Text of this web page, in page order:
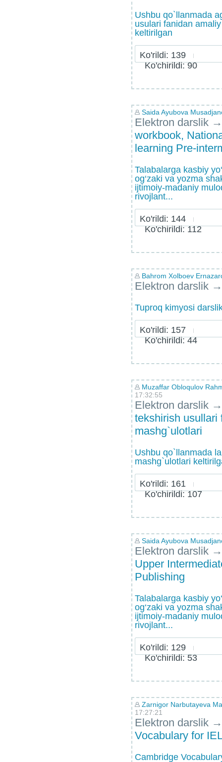
Ushbu qo`llanmada
usulari fanidan
keltirilgan
Ko'rildi: 139
Ko'chirildi: 90
Saida Ayubova
Elektron darslik →
workbook,
learning Pre-
Talabalarga kasbiy
og‘zaki va yozma
ijtimoiy-madaniy
rivojlant...
Ko'rildi: 144
Ko'chirildi: 112
Bahrom Xolboev
Elektron darslik →
Tuproq kimyosi
Ko'rildi: 157
Ko'chirildi: 44
Muzaffar Obloqulov
17:32:55
Elektron darslik →
tekshirish usullari
mashg`ulotlari
Ushbu qo`llanmada
mashg`ulotlari
Ko'rildi: 161
Ko'chirildi: 107
Saida Ayubova
Elektron darslik →
Upper
Publishing
Talabalarga kasbiy
og‘zaki va yozma
ijtimoiy-madaniy
rivojlant...
Ko'rildi: 129
Ko'chirildi: 53
Zarnigor Narbutayeva
17:27:21
Elektron darslik →
Vocabulary for
Cambridge